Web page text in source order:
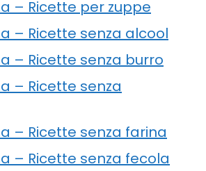
– Ricette per zuppe
– Ricette senza alcool
– Ricette senza burro
– Ricette senza
– Ricette senza farina
– Ricette senza fecola